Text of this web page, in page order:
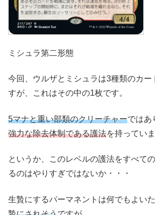
ミシュラ第二形態
今回、ウルザとミシュラは3種類のカー
すが、これはその中の1枚です。
5マナと重い部類のクリーチャーではあ
強力な除去体制である護法を持っていま
というか、このレベルの護法をすべて
るのはやりすぎではないか・・・
生贄にするパーマネントは何でもよい